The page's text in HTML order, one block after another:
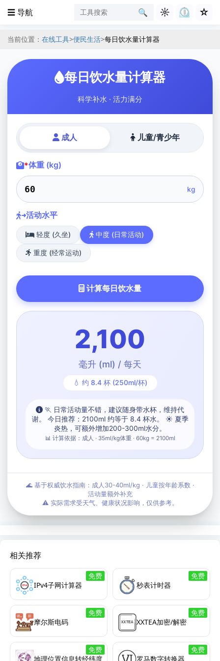
☰ 导航 🔍︎ ☼ ⏲︎ ☆
当前位置： 在线工具>便民生活>每日饮水量计算器
每日饮水量计算器
科学补水 · 活力满分
成人 儿童/青少年
*体重 (kg)
kg
活动水平
轻度 (久坐) 中度 (日常活动)
重度 (经常运动)
计算每日饮水量
2,100
毫升 (ml) / 每天
💧 约 8.4 杯 (250ml/杯)
🏃 日常活动量不错，建议随身带水杯，维持代
谢。 今日推荐：2100ml 约等于 8.4 杯水。 ☀️ 夏季
炎热，可额外增加200-300ml水分。
📊 计算依据：成人 · 35ml/kg体重 · 60kg = 2100ml
🌊 基于权威饮水指南：成人30-40ml/kg · 儿童按年龄系数 ·
活动量额外补充
⚠️ 实际需求受天气、健康状况影响，仅供参考。
相关推荐
免费
IPv4子网计算器
免费
秒表计时器
免费
摩尔斯电码
免费
XXTEA加密/解密
免费
地理位置信息转经纬度
免费
罗马数字转换器